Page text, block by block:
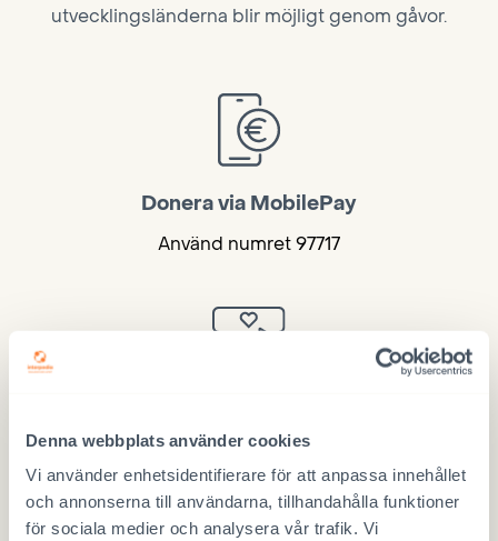
Denna webbplats använder cookies
Vi använder enhetsidentifierare för att anpassa innehållet
och annonserna till användarna, tillhandahålla funktioner
för sociala medier och analysera vår trafik. Vi
utvecklingsländerna blir möjligt genom gåvor.
Donera via MobilePay
Använd numret 97717
DONERA HÄR